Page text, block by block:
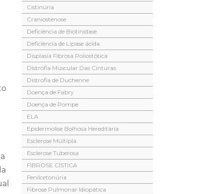
Cistinúria
Craniostenose
Deficiência de Biotinidase
Deficiência de Lipase ácida
Displasia Fibrosa Poliostótica
Distrofia Muscular Das Cinturas
Distrofia de Duchenne
Doença de Fabry
Doença de Pompe
ELA
Epidermolise Bolhosa Hereditária
Esclerose Múltipla
Esclerose Tuberosa
FIBROSE CÍSTICA
Fenilcetonúria
Fibrose Pulmonar Idiopática